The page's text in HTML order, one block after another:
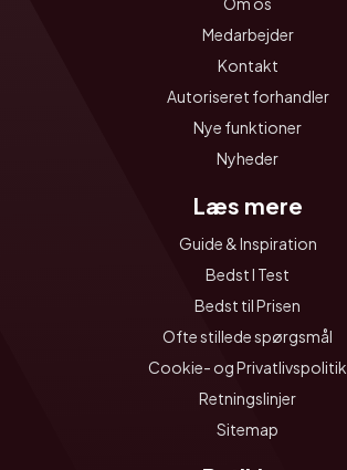
Medarbejder
Kontakt
Autoriseret forhandler
Nye funktioner
Nyheder
Læs mere
Guide & Inspiration
Bedst I Test
Bedst til Prisen
Ofte stillede spørgsmål
Cookie- og Privatlivspolitik
Retningslinjer
Sitemap